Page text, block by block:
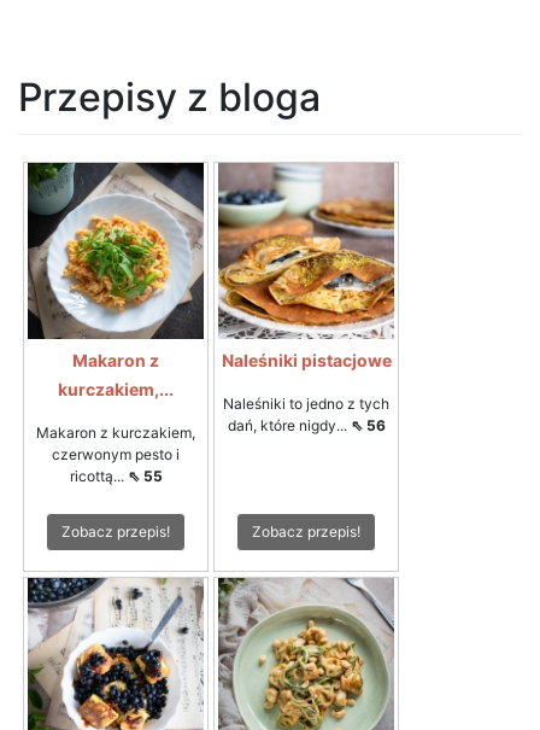
Przepisy z bloga
Makaron z
kurczakiem,...
Makaron z kurczakiem,
czerwonym pesto i
ricottą... ⇖ 55
Zobacz przepis!
Naleśniki pistacjowe
Naleśniki to jedno z tych
dań, które nigdy... ⇖ 56
Zobacz przepis!